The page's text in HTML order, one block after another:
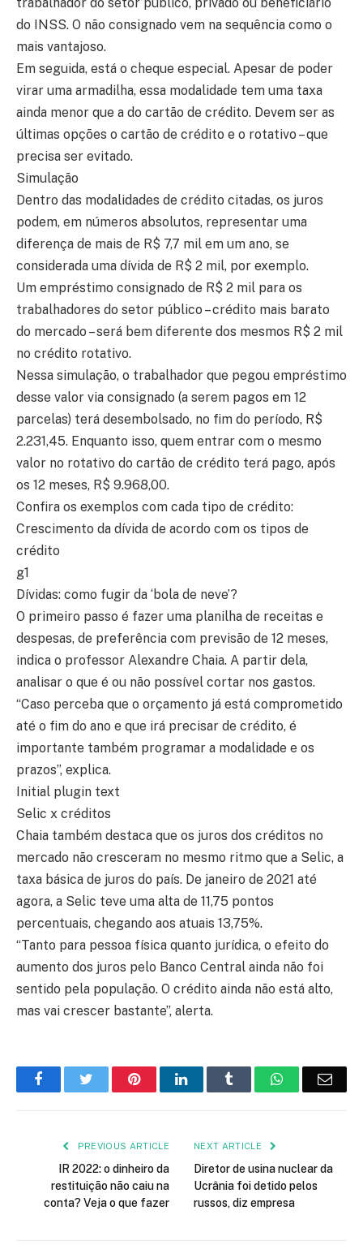
trabalhador do setor público, privado ou beneficiário
do INSS. O não consignado vem na sequência como o
mais vantajoso.
Em seguida, está o cheque especial. Apesar de poder
virar uma armadilha, essa modalidade tem uma taxa
ainda menor que a do cartão de crédito. Devem ser as
últimas opções o cartão de crédito e o rotativo – que
precisa ser evitado.
Simulação
Dentro das modalidades de crédito citadas, os juros
podem, em números absolutos, representar uma
diferença de mais de R$ 7,7 mil em um ano, se
considerada uma dívida de R$ 2 mil, por exemplo.
Um empréstimo consignado de R$ 2 mil para os
trabalhadores do setor público – crédito mais barato
do mercado – será bem diferente dos mesmos R$ 2 mil
no crédito rotativo.
Nessa simulação, o trabalhador que pegou empréstimo
desse valor via consignado (a serem pagos em 12
parcelas) terá desembolsado, no fim do período, R$
2.231,45. Enquanto isso, quem entrar com o mesmo
valor no rotativo do cartão de crédito terá pago, após
os 12 meses, R$ 9.968,00.
Confira os exemplos com cada tipo de crédito:
Crescimento da dívida de acordo com os tipos de
crédito
g1
Dívidas: como fugir da ‘bola de neve’?
O primeiro passo é fazer uma planilha de receitas e
despesas, de preferência com previsão de 12 meses,
indica o professor Alexandre Chaia. A partir dela,
analisar o que é ou não possível cortar nos gastos.
“Caso perceba que o orçamento já está comprometido
até o fim do ano e que irá precisar de crédito, é
importante também programar a modalidade e os
prazos”, explica.
Initial plugin text
Selic x créditos
Chaia também destaca que os juros dos créditos no
mercado não cresceram no mesmo ritmo que a Selic, a
taxa básica de juros do país. De janeiro de 2021 até
agora, a Selic teve uma alta de 11,75 pontos
percentuais, chegando aos atuais 13,75%.
“Tanto para pessoa física quanto jurídica, o efeito do
aumento dos juros pelo Banco Central ainda não foi
sentido pela população. O crédito ainda não está alto,
mas vai crescer bastante”, alerta.
FacebookTwitter PinterestLinkedIn Tumblr WhatsApp
PREVIOUS ARTICLE
IR 2022: o dinheiro da
restituição não caiu na
conta? Veja o que fazer
NEXT ARTICLE
Diretor de usina nuclear da
Ucrânia foi detido pelos
russos, diz empresa